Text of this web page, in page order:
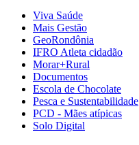
Viva Saúde
Mais Gestão
GeoRondônia
IFRO Atleta cidadão
Morar+Rural
Documentos
Escola de Chocolate
Pesca e Sustentabilidade
PCD - Mães atípicas
Solo Digital